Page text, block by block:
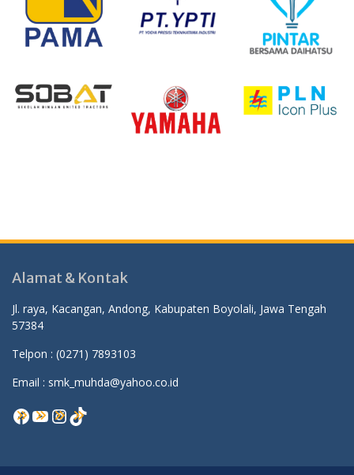
Alamat & Kontak
Jl. raya, Kacangan, Andong, Kabupaten Boyolali, Jawa Tengah
57384
Telpon : (0271) 7893103
Email : smk_muhda@yahoo.co.id
Facebook
YouTube
Instagram
TikTok